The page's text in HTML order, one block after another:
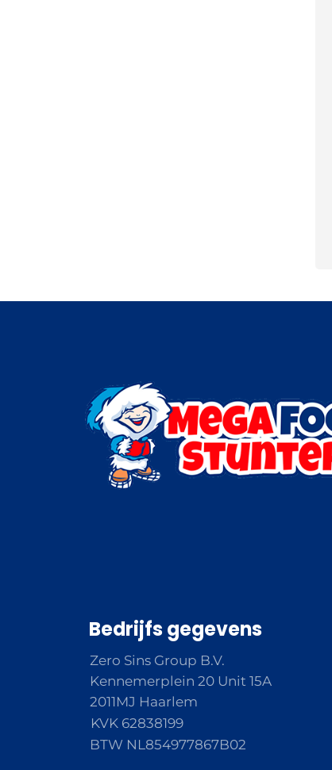
Bedrijfs gegevens
Zero Sins Group B.V.
Kennemerplein 20 Unit 15A
2011MJ Haarlem
KVK 62838199
BTW NL854977867B02